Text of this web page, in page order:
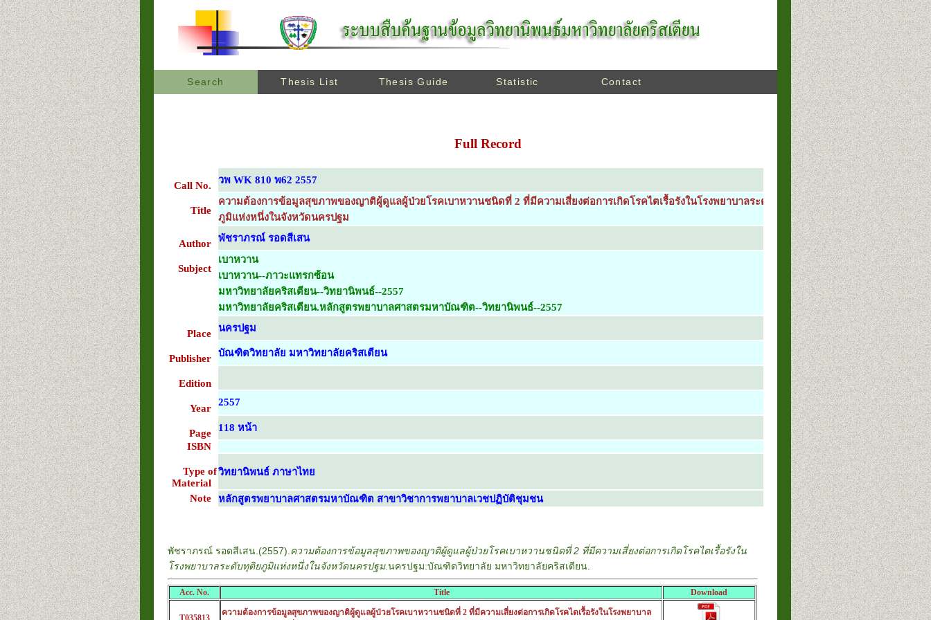
Search Thesis List Thesis Guide Statistic Contact
Full Record
Call No. วพ WK 810 พ62 2557
Title
ความต้องการข้อมูลสุขภาพของญาติผู้ดูแลผู้ป่วยโรคเบาหวานชนิดที่ 2 ที่มีความเสี่ยงต่อการเกิดโรคไตเรื้อรังในโรงพยาบาลระดับทุติย
ภูมิแห่งหนึ่งในจังหวัดนครปฐม
Author พัชราภรณ์ รอดสีเสน
Subject
เบาหวาน
เบาหวาน--ภาวะแทรกซ้อน
มหาวิทยาลัยคริสเตียน--วิทยานิพนธ์--2557
มหาวิทยาลัยคริสเตียน.หลักสูตรพยาบาลศาสตรมหาบัณฑิต--วิทยานิพนธ์--2557
Place นครปฐม
Publisher บัณฑิตวิทยาลัย มหาวิทยาลัยคริสเตียน
Edition
Year
2557
Page
118 หน้า
ISBN
Type of
Material
วิทยานิพนธ์ ภาษาไทย
Note หลักสูตรพยาบาลศาสตรมหาบัณฑิต สาขาวิชาการพยาบาลเวชปฏิบัติชุมชน
พัชราภรณ์ รอดสีเสน.(2557). ความต้องการข้อมูลสุขภาพของญาติผู้ดูแลผู้ป่วยโรคเบาหวานชนิดที่ 2 ที่มีความเสี่ยงต่อการเกิดโรคไตเรื้อรังใน
โรงพยาบาลระดับทุติยภูมิแห่งหนึ่งในจังหวัดนครปฐม.นครปฐม:บัณฑิตวิทยาลัย มหาวิทยาลัยคริสเตียน.
Acc. No. Title Download
T035813
ความต้องการข้อมูลสุขภาพของญาติผู้ดูแลผู้ป่วยโรคเบาหวานชนิดที่ 2 ที่มีความเสี่ยงต่อการเกิดโรคไตเรื้อรังในโรงพยาบาล